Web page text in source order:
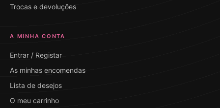
Trocas e devoluções
A MINHA CONTA
Entrar / Registar
As minhas encomendas
Lista de desejos
O meu carrinho